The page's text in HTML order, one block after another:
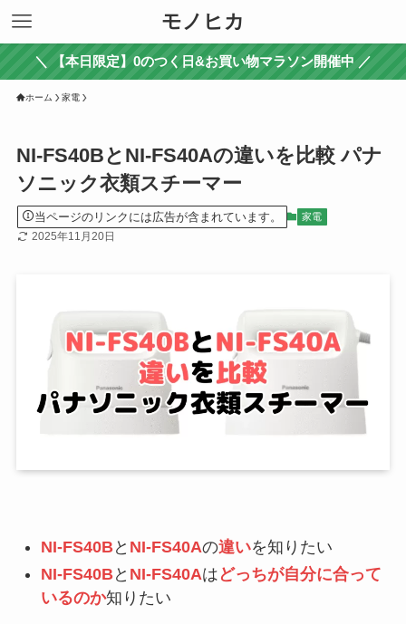
モノヒカ
＼ 【本日限定】0のつく日&お買い物マラソン開催中 ／
ホーム 家電
NI-FS40BとNI-FS40Aの違いを比較 パナ
ソニック衣類スチーマー
当ページのリンクには広告が含まれています。 家電
2025年11月20日
NI-FS40Bと NI-FS40Aの違いを知りたい
NI-FS40Bと NI-FS40Aは どっちが自分に合って
いるのか知りたい